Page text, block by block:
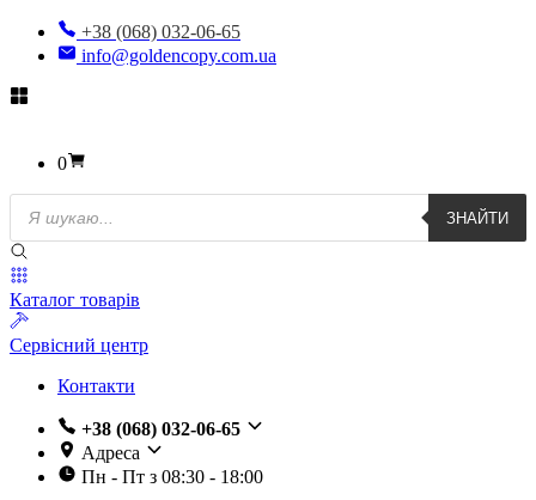
+38 (068) 032-06-65
info@goldencopy.com.ua
0
Пошук
товарів
ЗНАЙТИ
Каталог товарів
Сервісний центр
Контакти
+38 (068) 032-06-65
Адреса
Пн - Пт з 08:30 - 18:00